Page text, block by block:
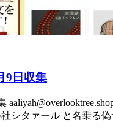
9日収集
シタァール と名乗る偽